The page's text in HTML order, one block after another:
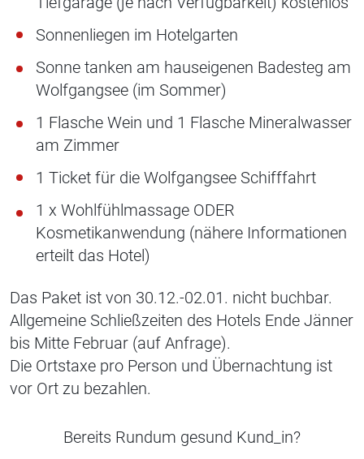
Sonnenliegen im Hotelgarten
Sonne tanken am hauseigenen Badesteg am
Wolfgangsee (im Sommer)
1 Flasche Wein und 1 Flasche Mineralwasser
am Zimmer
1 Ticket für die Wolfgangsee Schifffahrt
1 x Wohlfühlmassage ODER
Kosmetikanwendung (nähere Informationen
erteilt das Hotel)
Das Paket ist von 30.12.-02.01. nicht buchbar.
Allgemeine Schließzeiten des Hotels Ende Jänner
bis Mitte Februar (auf Anfrage).
Die Ortstaxe pro Person und Übernachtung ist
vor Ort zu bezahlen.
Bereits Rundum gesund Kund_in?